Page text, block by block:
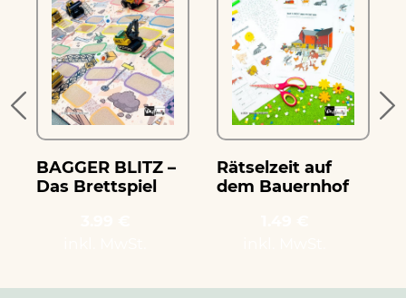
BAGGER BLITZ –
Das Brettspiel
Rätselzeit auf
dem Bauernhof